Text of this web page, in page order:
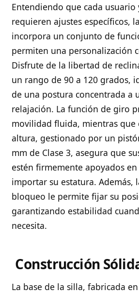
Entendiendo que cada usuario
requieren ajustes específicos,
incorpora un conjunto de
permiten una personalización
Disfrute de la libertad de
un rango de 90 a 120 grados,
de una postura concentrada a
relajación. La función de giro
movilidad fluida, mientras que
altura, gestionado por un
mm de Clase 3, asegura que
estén firmemente apoyados
importar su estatura. Además,
bloqueo le permite fijar su
garantizando estabilidad
necesita.
Construcción
La base de la silla, fabricada